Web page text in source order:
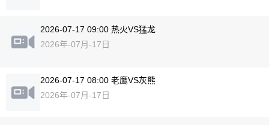
2026-07-17 09:00 热火VS猛龙
2026年-07月-17日
2026-07-17 08:00 老鹰VS灰熊
2026年-07月-17日